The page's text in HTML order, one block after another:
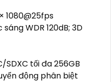
1080@25fps
WDR 120dB; 3D
SDXC tối đa 256GB
động phân biệt